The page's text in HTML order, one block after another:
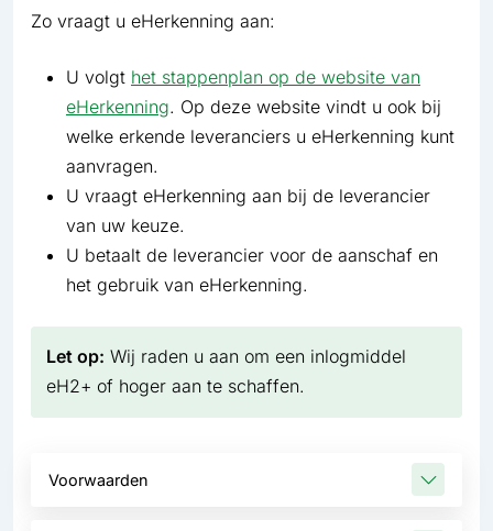
Zo vraagt u eHerkenning aan:
U volgt het stappenplan op de website van
eHerkenning. Op deze website vindt u ook bij
welke erkende leveranciers u eHerkenning kunt
aanvragen.
U vraagt eHerkenning aan bij de leverancier
van uw keuze.
U betaalt de leverancier voor de aanschaf en
het gebruik van eHerkenning.
Let op: Wij raden u aan om een inlogmiddel
eH2+ of hoger aan te schaffen.
Voorwaarden